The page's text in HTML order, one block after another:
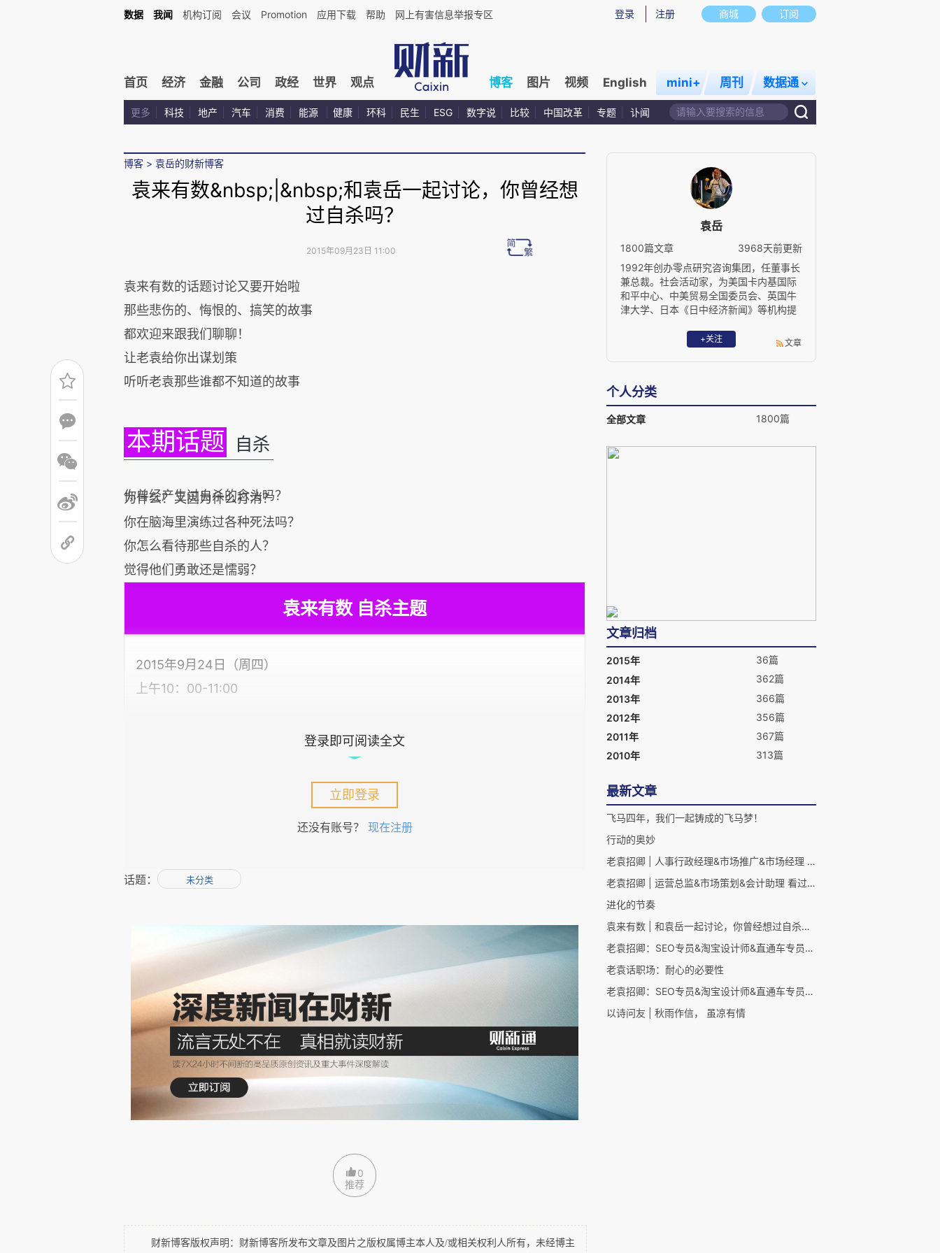
商城 订阅
登录 注册
数据 我闻 机构订阅 会议 Promotion 应用下载 帮助 网上有害信息举报专区
首页 经济 金融 公司 政经 世界 观点 博客 图片 视频 English mini+ 周刊 数据通
更多 科技 地产 汽车 消费 能源 健康 环科 民生 ESG 数字说 比较 中国改革 专题 讣闻
博客 > 袁岳的财新博客
袁来有数&nbsp;|&nbsp;和袁岳一起讨论，你曾经想
过自杀吗？
2015年09月23日 11:00
袁来有数的话题讨论又要开始啦
那些悲伤的、悔恨的、搞笑的故事
都欢迎来跟我们聊聊！
让老袁给你出谋划策
听听老袁那些谁都不知道的故事
本期话题 自杀
你曾经产生过自杀的念头吗？
为什么？又因为什么打消？
你在脑海里演练过各种死法吗？
你怎么看待那些自杀的人？
觉得他们勇敢还是懦弱？
袁来有数 自杀主题
2015年9月24日（周四）
上午10：00-11:00
袁岳与你互动交流，分享故事，直面问题。
参与话题讨论的朋友，将有机会获得老袁同款眼镜~~~框~
码在这里。快扫吧~
本文章来自袁岳官方微信公众账号，欢迎扫码关注，了解更多互动信息
分享：
喜欢
登录即可阅读全文
立即登录
还没有账号？ 现在注册
话题： 未分类
0
推荐
财新博客版权声明：财新博客所发布文章及图片之版权属博主本人及/或相关权利人所有，未经博主
袁岳
1800篇文章
3968天前更新
1992年创办零点研究咨询集团，任董事长
兼总裁。社会活动家，为美国卡内基国际
和平中心、中美贸易全国委员会、英国牛
津大学、日本《日中经济新闻》等机构提
经时报》、《商务周刊》等多家媒体的专
栏作家和主持人。清华大学公共管理学院
客座讲授，学院发展战略顾问；南开大学
《头脑风暴》节目主持人。
+关注 文章
个人分类
全部文章 1800篇
文章归档
2015年
36篇
2014年
362篇
2013年
366篇
2012年
356篇
2011年
367篇
2010年
313篇
最新文章
飞马四年，我们一起铸成的飞马梦！
行动的奥妙
老袁招卿 | 人事行政经理&市场推广&市场经理 我们期待你
老袁招卿 | 运营总监&市场策划&会计助理 看过来。一条相当健康的招聘信息。
进化的节奏
袁来有数 | 和袁岳一起讨论，你曾经想过自杀吗？
老袁招卿：SEO专员&淘宝设计师&直通车专员看过来
老袁话职场：耐心的必要性
老袁招卿：SEO专员&淘宝设计师&直通车专员看过来
以诗问友 | 秋雨作信， 虽凉有情